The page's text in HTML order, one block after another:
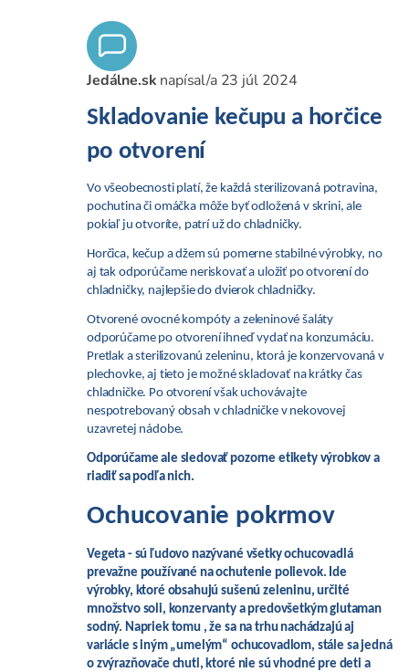
Jedálne.sk napísal/a 23 júl 2024
Skladovanie kečupu a horčice
po otvorení
Vo všeobecnosti platí, že každá sterilizovaná potravina,
pochutina či omáčka môže byť odložená v skrini, ale
pokiaľ ju otvoríte, patrí už do chladničky.
Horčica, kečup a džem sú pomerne stabilné výrobky, no
aj tak odporúčame neriskovať a uložiť po otvorení do
chladničky, najlepšie do dvierok chladničky.
Otvorené ovocné kompóty a zeleninové šaláty
odporúčame po otvorení ihneď vydať na konzumáciu.
Pretlak a sterilizovanú zeleninu, ktorá je konzervovaná v
plechovke, aj tieto je možné skladovať na krátky čas
chladničke. Po otvorení však uchovávajte
nespotrebovaný obsah v chladničke v nekovovej
uzavretej nádobe.
Odporúčame ale sledovať pozorne etikety výrobkov a
riadiť sa podľa nich.
Ochucovanie pokrmov
Vegeta - sú ľudovo nazývané všetky ochucovadlá
prevažne používané na ochutenie polievok. Ide
výrobky, ktoré obsahujú sušenú zeleninu, určité
množstvo soli, konzervanty a predovšetkým glutaman
sodný. Napriek tomu , že sa na trhu nachádzajú aj
variácie s iným „umelým“ ochucovadlom, stále sa jedná
o zvýrazňovače chuti, ktoré nie sú vhodné pre deti a